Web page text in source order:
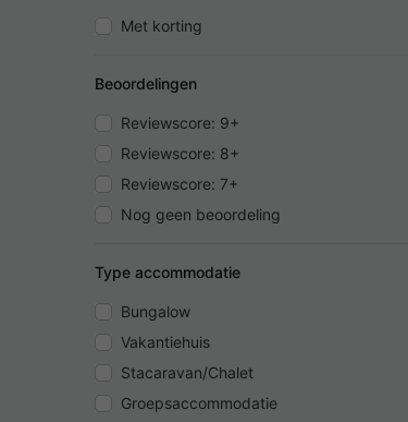
Met korting
Beoordelingen
Reviewscore: 9+
Reviewscore: 8+
Reviewscore: 7+
Nog geen beoordeling
Type accommodatie
Bungalow
Vakantiehuis
Stacaravan/Chalet
Groepsaccommodatie